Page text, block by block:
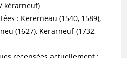
kèrarneuf)
: Kererneau (1540, 1589),
(1627), Kerarneuf (1732,